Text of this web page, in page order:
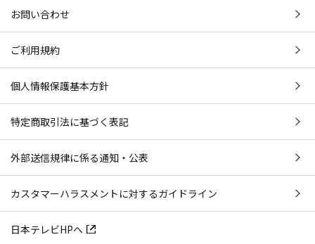
お問い合わせ
ご利用規約
個人情報保護基本方針
特定商取引法に基づく表記
外部送信規律に係る通知・公表
カスタマーハラスメントに対するガイドライン
日本テレビHPへ